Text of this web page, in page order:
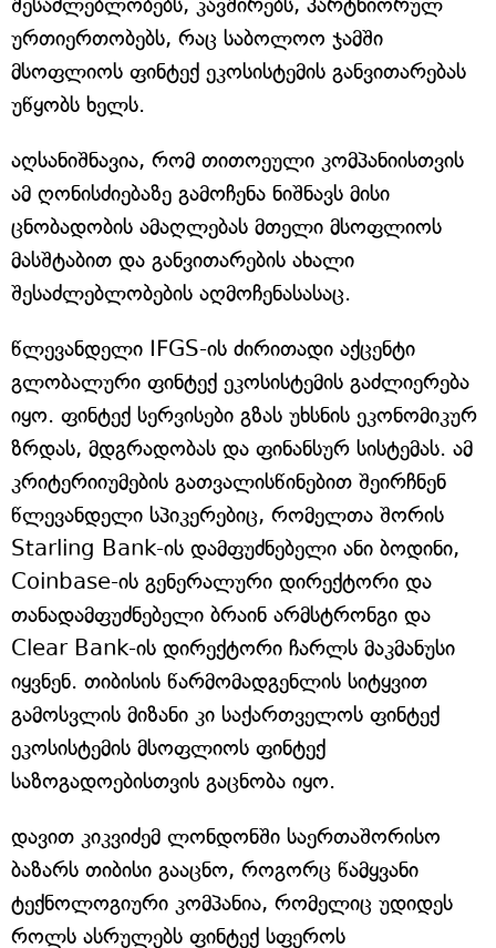
შესაძლებლობებს, კავშირებს, პარტნიორულ
ურთიერთობებს, რაც საბოლოო ჯამში
მსოფლიოს ფინტექ ეკოსისტემის განვითარებას
უწყობს ხელს.
აღსანიშნავია, რომ თითოეული კომპანიისთვის
ამ ღონისძიებაზე გამოჩენა ნიშნავს მისი
ცნობადობის ამაღლებას მთელი მსოფლიოს
მასშტაბით და განვითარების ახალი
შესაძლებლობების აღმოჩენასასაც.
წლევანდელი IFGS-ის ძირითადი აქცენტი
გლობალური ფინტექ ეკოსისტემის გაძლიერება
იყო. ფინტექ სერვისები გზას უხსნის ეკონომიკურ
ზრდას, მდგრადობას და ფინანსურ სისტემას. ამ
კრიტერიიუმების გათვალისწინებით შეირჩნენ
წლევანდელი სპიკერებიც, რომელთა შორის
Starling Bank-ის დამფუძნებელი ანი ბოდინი,
Coinbase-ის გენერალური დირექტორი და
თანადამფუძნებელი ბრაინ არმსტრონგი და
Clear Bank-ის დირექტორი ჩარლს მაკმანუსი
იყვნენ. თიბისის წარმომადგენლის სიტყვით
გამოსვლის მიზანი კი საქართველოს ფინტექ
ეკოსისტემის მსოფლიოს ფინტექ
საზოგადოებისთვის გაცნობა იყო.
დავით კიკვიძემ ლონდონში საერთაშორისო
ბაზარს თიბისი გააცნო, როგორც წამყვანი
ტექნოლოგიური კომპანია, რომელიც უდიდეს
როლს ასრულებს ფინტექ სფეროს